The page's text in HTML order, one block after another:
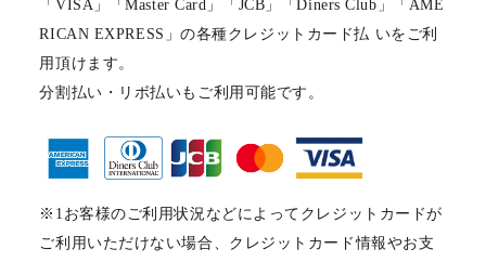
「VISA」「Master Card」「JCB」「Diners Club」「AME
RICAN EXPRESS」の各種クレジットカード払 いをご利
用頂けます。
分割払い・リボ払いもご利用可能です。
※1お客様のご利用状況などによってクレジットカードが
ご利用いただけない場合、クレジットカード情報やお支